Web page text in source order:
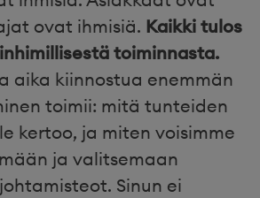
ovat ihmisiä. Kaikki tulos
toiminnasta.
aika kiinnostua enemmän
toimii: mitä tunteiden
kertoo, ja miten voisimme
ja valitsemaan
Sinun ei